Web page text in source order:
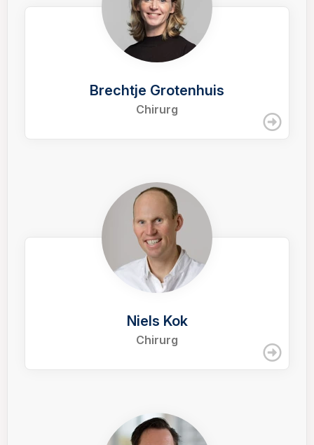
Brechtje Grotenhuis
Chirurg
Niels Kok
Chirurg